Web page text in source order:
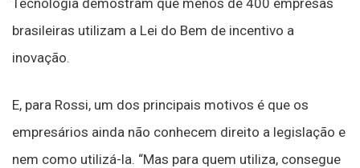
Tecnologia demostram que menos de 400 empresas
brasileiras utilizam a Lei do Bem de incentivo a
inovação.
E, para Rossi, um dos principais motivos é que os
empresários ainda não conhecem direito a legislação e
nem como utilizá-la. “Mas para quem utiliza, consegue